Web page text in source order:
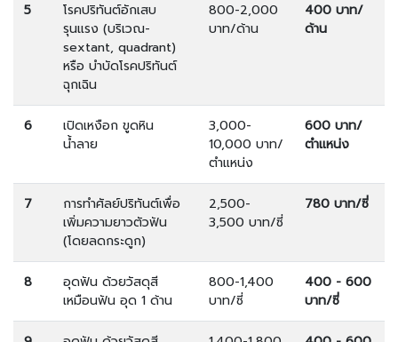
5
โรคปริทันต์อักเสบ
รุนแรง (บริเวณ-
sextant, quadrant)
หรือ บำบัดโรคปริทันต์
ฉุกเฉิน
800-2,000
บาท/ด้าน
400 บาท/
ด้าน
6
เปิดเหงือก ขูดหิน
น้ำลาย
3,000-
10,000 บาท/
ตำแหน่ง
600 บาท/
ตำแหน่ง
7
การทำศัลย์ปริทันต์เพื่อ
เพิ่มความยาวตัวฟัน
(โดยลดกระดูก)
2,500-
3,500 บาท/ซี่
780 บาท/ซี่
8
อุดฟัน ด้วยวัสดุสี
เหมือนฟัน อุด 1 ด้าน
800-1,400
บาท/ซี่
400 - 600
บาท/ซี่